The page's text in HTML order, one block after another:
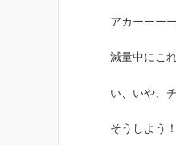
アカーーー
減量中にこ
い、いや、
そうしよう！